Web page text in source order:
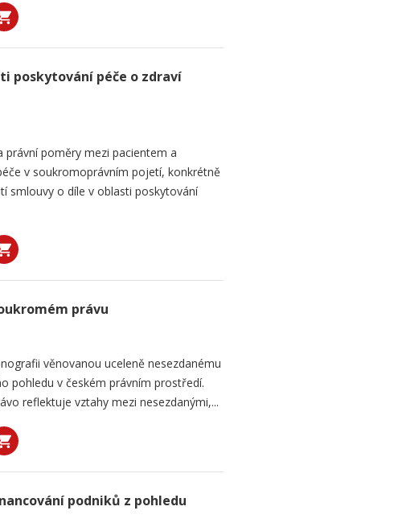
poskytování péče o zdraví
poměry mezi pacientem a
v soukromoprávním pojetí, konkrétně
smlouvy o díle v oblasti poskytování
právu
věnovanou uceleně nesezdanému
pohledu v českém právním prostředí.
reflektuje vztahy mezi nesezdanými,...
podniků z pohledu